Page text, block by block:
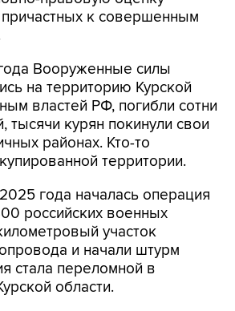
к совершенным
Вооруженные силы
на территорию Курской
властей РФ, погибли сотни
тысячи курян покинули свои
районах. Кто-то
территории.
года началась операция
российских военных
участок
и начали штурм
стала переломной в
области.